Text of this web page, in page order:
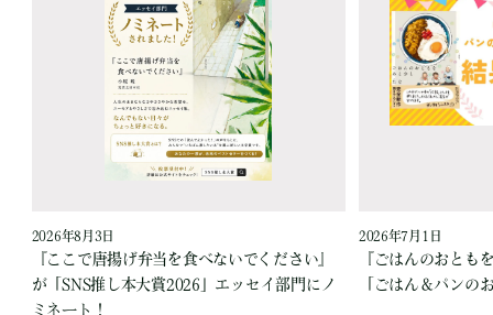
2026年8月3日
『ここで唐揚げ弁当を食べないでください』
が「SNS推し本大賞2026」エッセイ部門にノ
ミネート！
2026年7月1日
『ごはんのおとも
「ごはん＆パンの